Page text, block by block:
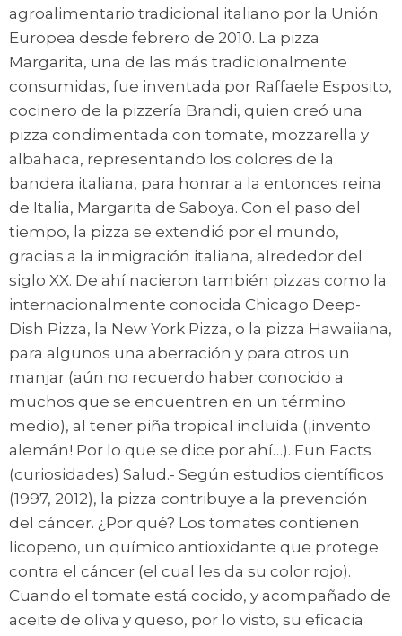
agroalimentario tradicional italiano por la Unión
Europea desde febrero de 2010. La pizza
Margarita, una de las más tradicionalmente
consumidas, fue inventada por Raffaele Esposito,
cocinero de la pizzería Brandi, quien creó una
pizza condimentada con tomate, mozzarella y
albahaca, representando los colores de la
bandera italiana, para honrar a la entonces reina
de Italia, Margarita de Saboya. Con el paso del
tiempo, la pizza se extendió por el mundo,
gracias a la inmigración italiana, alrededor del
siglo XX. De ahí nacieron también pizzas como la
internacionalmente conocida Chicago Deep-
Dish Pizza, la New York Pizza, o la pizza Hawaiiana,
para algunos una aberración y para otros un
manjar (aún no recuerdo haber conocido a
muchos que se encuentren en un término
medio), al tener piña tropical incluida (¡invento
alemán! Por lo que se dice por ahí…). Fun Facts
(curiosidades) Salud.- Según estudios científicos
(1997, 2012), la pizza contribuye a la prevención
del cáncer. ¿Por qué? Los tomates contienen
licopeno, un químico antioxidante que protege
contra el cáncer (el cual les da su color rojo).
Cuando el tomate está cocido, y acompañado de
aceite de oliva y queso, por lo visto, su eficacia